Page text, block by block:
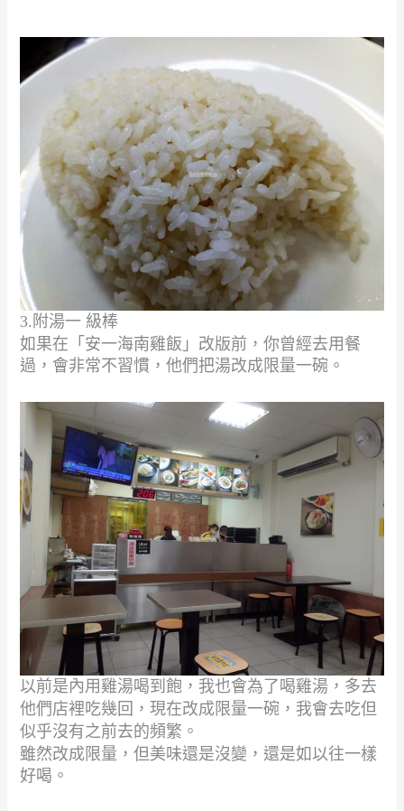
3. 附湯一 級棒
如果在「安一海南雞飯」改版前，你曾經去用餐
過，會非常不習慣，他們把湯改成限量一碗。
以前是內用雞湯喝到飽，我也會為了喝雞湯，多去
他們店裡吃幾回，現在改成限量一碗，我會去吃但
似乎沒有之前去的頻繁。
雖然改成限量，但美味還是沒變，還是如以往一樣
好喝。